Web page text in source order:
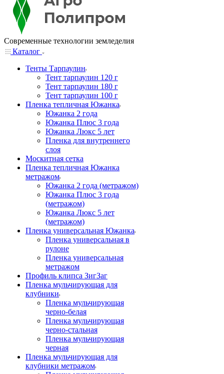
Современные технологии земледелия
Каталог
Тенты Тарпаулин
Тент тарпаулин 120 г
Тент тарпаулин 180 г
Тент тарпаулин 100 г
Пленка тепличная Южанка
Южанка 2 года
Южанка Плюс 3 года
Южанка Люкс 5 лет
Пленка для внутреннего
слоя
Москитная сетка
Пленка тепличная Южанка
метражом
Южанка 2 года (метражом)
Южанка Плюс 3 года
(метражом)
Южанка Люкс 5 лет
(метражом)
Пленка универсальная Южанка
Пленка универсальная в
рулоне
Пленка универсальная
метражом
Профиль клипса ЗигЗаг
Пленка мульчирующая для
клубники
Пленка мульчирующая
черно-белая
Пленка мульчирующая
черно-стальная
Пленка мульчирующая
черная
Пленка мульчирующая для
клубники метражом